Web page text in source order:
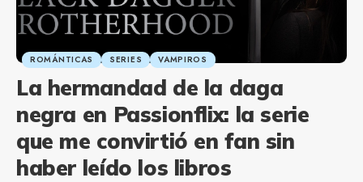
ROMÁNTICAS SERIES VAMPIROS
La hermandad de la daga
negra en Passionflix: la serie
que me convirtió en fan sin
haber leído los libros